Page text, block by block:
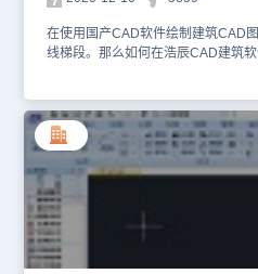
在使用国产CAD软件绘制建筑CAD
线梯段。那么如何在浩辰CAD建筑
CAD制图教程：绘制直线梯段浩辰
用于组合复杂楼梯与坡道，以【添
手，对象编辑显示上下剖断后重生成
断。首先打开浩辰CAD建筑软件，
梯其他→直线梯段(ZXTD)。如下图所
认折叠的对话框如上截图。具体控件
详细列出，可以看起来更直观。建筑
梯段宽<：梯段宽度，该项为按钮项
宽。起始高度：相对于本楼层地面